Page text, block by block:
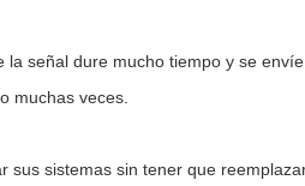
señal dure mucho tiempo y se
muchas veces.
sistemas sin tener que